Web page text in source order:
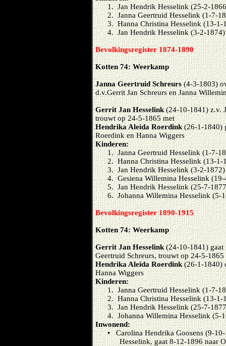
1. Jan Hendrik Hesselink (25-2-
2. Janna Geertruid Hesselink (1-7-
3. Hanna Christina Hesselink (13-1-
4. Jan Hendrik Hesselink (3-2-1874)
Bevolkingsregister 1874-1890
Kotten 74: Weerkamp
Janna Geertruid Schreurs(4-3-1803)
d.v.Gerrit Jan Schreurs en Janna
Gerrit Jan Hesselink(24-10-1841) z.v.
trouwt op 24-5-1865 met
Hendrika Aleida Roerdink(26-1-1840)
Roerdink en Hanna Wiggers
Kinderen:
1. Janna Geertruid Hesselink (1-7-
2. Hanna Christina Hesselink (13-1-
3. Jan Hendrik Hesselink (3-2-
4. Gesiena Willemina Hesselink
5. Jan Hendrik Hesselink (25-7-
6. Johanna Willemina Hesselink (5-
Bevolkingsregister 1890-1915
Kotten 74: Weerkamp
Gerrit Jan Hesselink(24-10-1841) gaat
Geertruid Schreurs, trouwt op 24-5-1865
Hendrika Aleida Roerdink(26-1-1840)
Hanna Wiggers
Kinderen:
1. Janna Geertruid Hesselink (1-7-
2. Hanna Christina Hesselink (13-1-
3. Jan Hendrik Hesselink (25-7-
4. Johanna Willemina Hesselink (5-
Inwonend:
• Carolina Hendrika Goosens (9-
Hesselink, gaat 8-12-1896 naar